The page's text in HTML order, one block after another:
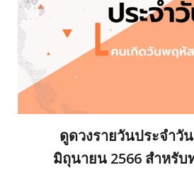
ดูดวงรายวันประจำวั
มิถุนายน 2566 สำหรับ